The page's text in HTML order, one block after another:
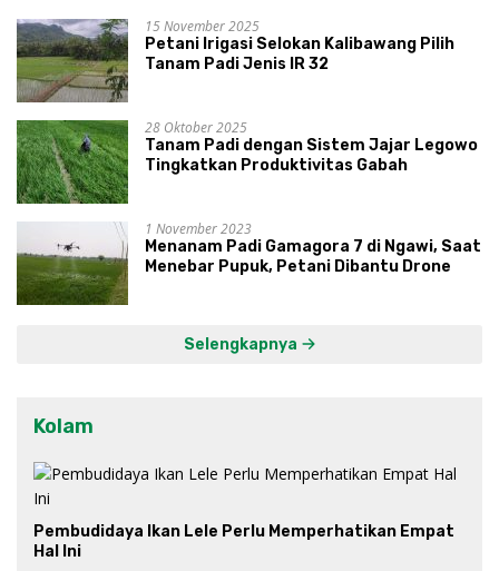
15 November 2025
Petani Irigasi Selokan Kalibawang Pilih
Tanam Padi Jenis IR 32
28 Oktober 2025
Tanam Padi dengan Sistem Jajar Legowo
Tingkatkan Produktivitas Gabah
1 November 2023
Menanam Padi Gamagora 7 di Ngawi, Saat
Menebar Pupuk, Petani Dibantu Drone
Selengkapnya
Kolam
Pembudidaya Ikan Lele Perlu Memperhatikan Empat
Hal Ini